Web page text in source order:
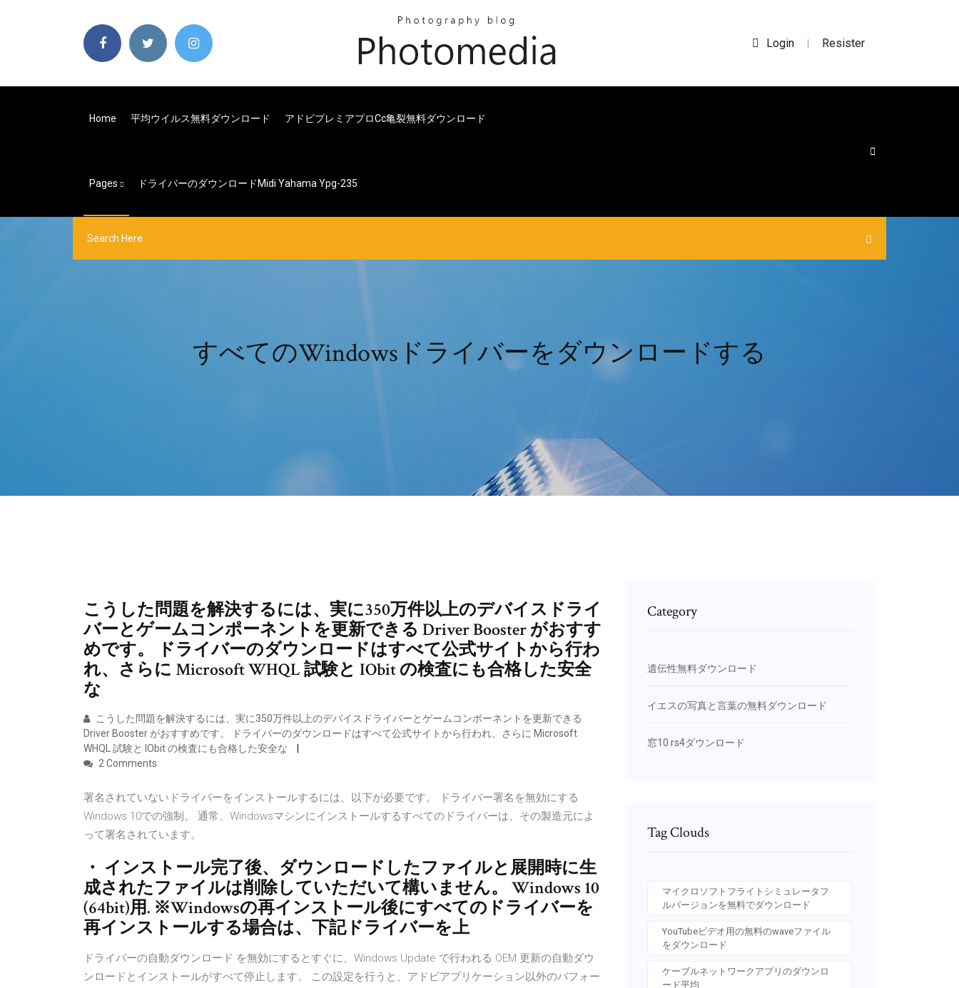
Login | Resister
Home 平均ウイルス無料ダウンロード アドビプレミアプロcc亀裂無料ダウンロード
Pages ドライバーのダウンロードmidi Yahama Ypg-235
すべてのWindowsドライバーをダウンロードする
こうした問題を解決するには、実に350万件以上のデバイスドライ
バーとゲームコンポーネントを更新できる Driver Booster がおすす
めです。 ドライバーのダウンロードはすべて公式サイトから行わ
れ、さらに Microsoft WHQL 試験と IObit の検査にも合格した安全
な
こうした問題を解決するには、実に350万件以上のデバイスドライバーとゲームコンポーネントを更新できる
Driver Booster がおすすめです。 ドライバーのダウンロードはすべて公式サイトから行われ、さらに Microsoft
WHQL 試験と IObit の検査にも合格した安全な
2 Comments
署名されていないドライバーをインストールするには、以下が必要です。 ドライバー署名を無効にする
Windows 10での強制。 通常、Windowsマシンにインストールするすべてのドライバーは、その製造元によ
って署名されています。
・ インストール完了後、ダウンロードしたファイルと展開時に生
成されたファイルは削除していただいて構いません。 Windows 10
(64bit)用. ※Windowsの再インストール後にすべてのドライバーを
再インストールする場合は、下記ドライバーを上
ドライバーの自動ダウンロード を無効にするとすぐに、Windows Update で行われる OEM 更新の自動ダウ
ンロードとインストールがすべて停止します。 この設定を行うと、アドビアプリケーション以外のパフォー
Category
遺伝性無料ダウンロード
イエスの写真と言葉の無料ダウンロード
窓10 rs4ダウンロード
Tag Clouds
マイクロソフトフライトシミュレータフ
ルバージョンを無料でダウンロード
YouTubeビデオ用の無料のwaveファイル
をダウンロード
ケーブルネットワークアプリのダウンロ
ード平均